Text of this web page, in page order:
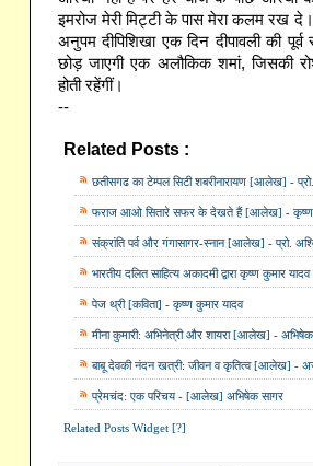
इमरोज मेरी मिट्टी के पास मेरा कलम रख
अनुपम दीपिशिखा एक दिन दीपावली की
छोड़ जाएगी एक अलौकिक शमां, जिसकी
होती रहेंगीं।
--
Related Posts :
छतीसगढ का टेम्पल सिटी शबरीनारायण [आलेख] - प्रो.
फराज आओ सितारे सफर के देखते हैं [आलेख] - कृष्ण
संक्रांति पर्व और गंगासागर-स्नान [आलेख] - प्रो.
भारतीय दलित साहित्य अकादमी द्वारा कृष्ण कुमार
पेज थ्री [कविता] - कृष्ण कुमार यादव
मीना कुमारी: अभिनेत्री और शायरा [आलेख] -
बाबू देवकी नंदन खत्री: जीवन व कृतित्व [आलेख] -
प्रेमचंद: एक परिचय - [आलेख] अभिषेक सागर
Related Posts Widget [?]